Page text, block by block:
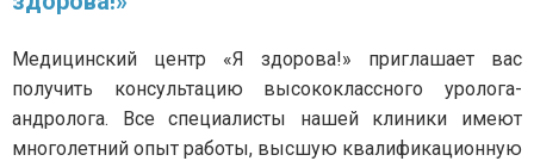
Медицинский центр «Я здорова!» приглашает вас
получить консультацию высококлассного уролога-
андролога. Все специалисты нашей клиники имеют
многолетний опыт работы, высшую квалификационную